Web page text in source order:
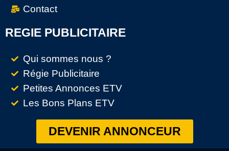
Contact
REGIE PUBLICITAIRE
Qui sommes nous ?
Régie Publicitaire
Petites Annonces ETV
Les Bons Plans ETV
DEVENIR ANNONCEUR